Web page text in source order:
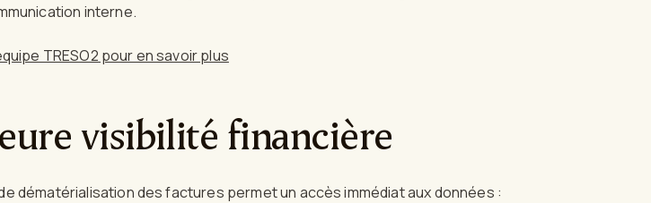
interne.
TRESO2 pour en savoir plus
visibilité financière
dématérialisation des factures permet un accès immédiat aux données :